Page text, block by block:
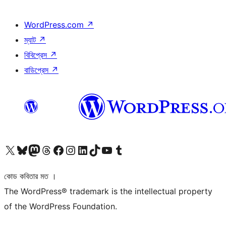
WordPress.com ↗
ম্যাট ↗
বিবিপ্রেস ↗
বাডিপ্রেস ↗
আমাদের X (আগের টুইটার) অ্যাকাউন্টে যানআমাদের Bluesky অ্যাকাউন্টটি দেখুনআমাদের মাস্টোডন অ্যাকাউন্টটি দেখুনআমাদের থ্রেডস অ্যাকাউন্টটি দেখুনআমাদের ফেসবুক পেজ দেখুনআমাদের ইন্সটাগ্রাম অ্যাকাউন্ট দেখুনআমাদের লিঙ্কডইন অ্যাকাউন্টে যানআমাদের TikTok অ্যাকাউন্টটি দেখুনআমাদের ইউটিউব চ্যানেলে যান আমাদের টাম্বলার অ্যাকাউন্ট দেখুন
কোড কবিতার মত ।
The WordPress® trademark is the intellectual property
of the WordPress Foundation.